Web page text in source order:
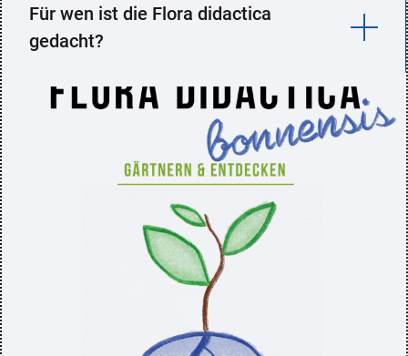
Für wen ist die Flora didactica
gedacht?